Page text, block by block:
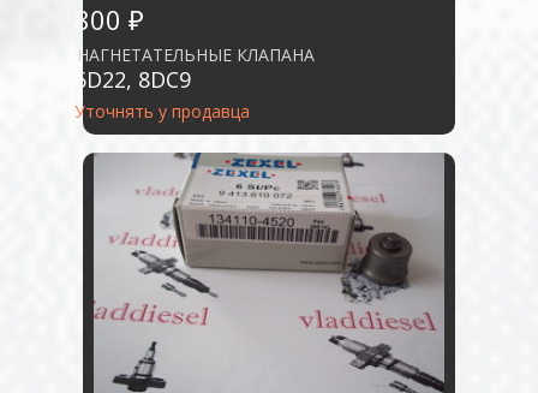
800 ₽
НАГНЕТАТЕЛЬНЫЕ КЛАПАНА
6D22, 8DC9
Уточнять у продавца